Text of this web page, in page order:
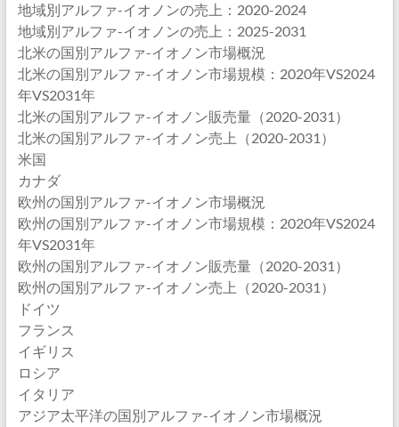
地域別アルファ-イオノンの売上：2020-2024
地域別アルファ-イオノンの売上：2025-2031
北米の国別アルファ-イオノン市場概況
北米の国別アルファ-イオノン市場規模：2020年VS2024
年VS2031年
北米の国別アルファ-イオノン販売量（2020-2031）
北米の国別アルファ-イオノン売上（2020-2031）
米国
カナダ
欧州の国別アルファ-イオノン市場概況
欧州の国別アルファ-イオノン市場規模：2020年VS2024
年VS2031年
欧州の国別アルファ-イオノン販売量（2020-2031）
欧州の国別アルファ-イオノン売上（2020-2031）
ドイツ
フランス
イギリス
ロシア
イタリア
アジア太平洋の国別アルファ-イオノン市場概況